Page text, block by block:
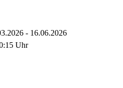
- 16.06.2026
Uhr